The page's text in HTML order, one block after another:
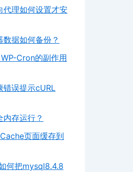
代理如何设置才安
据如何备份？
Cron的副作用
错误提示cURL
存运行？
页面缓存到
何把mysql8.4.8